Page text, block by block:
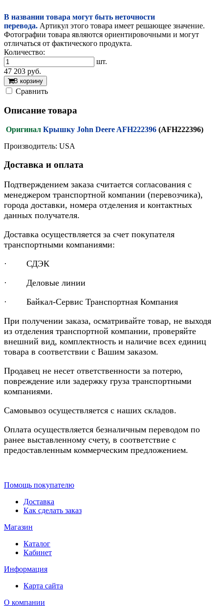
В названии товара могут быть неточности
перевода. Артикул этого товара имеет решающее значение.
Фотографии товара являются ориентировочными и могут
отличаться от фактического продукта.
Количество:
шт.
47 203 руб.
В корзину
Cравнить
Описание товара
Оригинал Крышку John Deere AFH222396 (AFH222396)
Производитель: USA
Доставка и оплата
Подтверждением заказа считается согласования с
менеджером транспортной компании (перевозчика),
города доставки, номера отделения и контактных
данных получателя.
Доставка осуществляется за счет покупателя
транспортными компаниями:
· СДЭК
· Деловые линии
· Байкал-Сервис Транспортная Компания
При получении заказа, осматривайте товар, не выходя
из отделения транспортной компании, проверяйте
внешний вид, комплектность и наличие всех единиц
товара в соответствии с Вашим заказом.
Продавец не несет ответственности за потерю,
повреждение или задержку груза транспортными
компаниями.
Самовывоз осуществляется с наших складов.
Оплата осуществляется безналичным переводом по
ранее выставленному счету, в соответствие с
предоставленным коммерческим предложением.
Помощь покупателю
Доставка
Как сделать заказ
Магазин
Каталог
Кабинет
Информация
Карта сайта
О компании